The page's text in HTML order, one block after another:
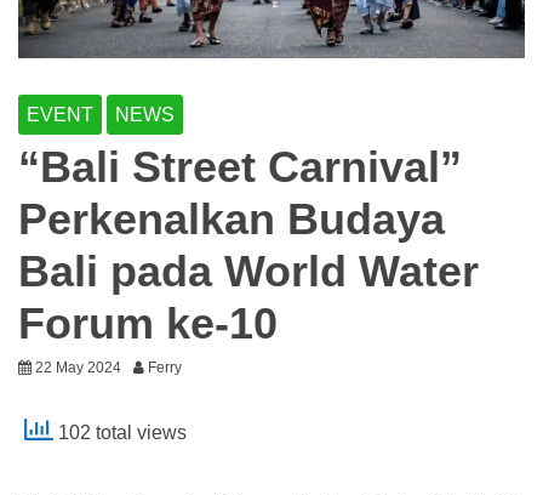
EVENT NEWS
“Bali Street Carnival”
Perkenalkan Budaya
Bali pada World Water
Forum ke-10
22 May 2024 Ferry
102 total views